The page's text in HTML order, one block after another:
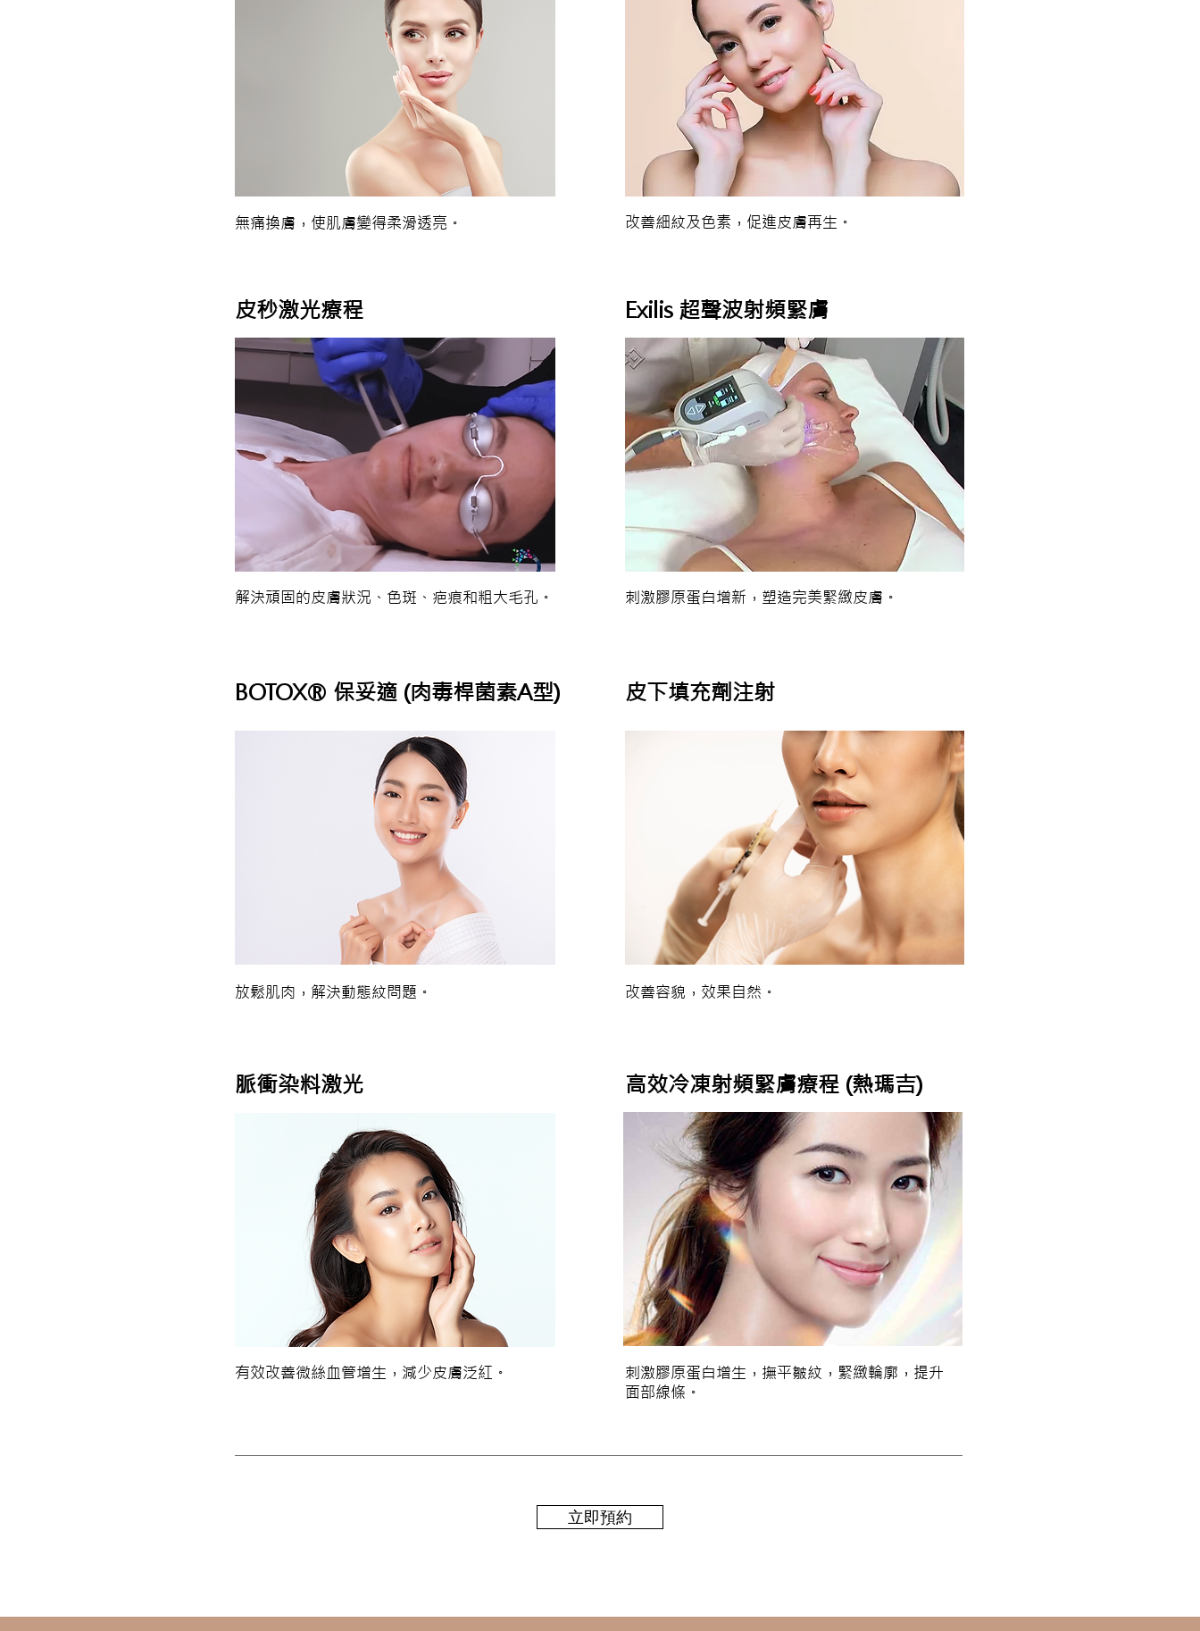
無痛換膚，使肌膚變得柔滑透亮。 改善細紋及色素，促進皮膚再生。
皮秒激光療程
解決頑固的皮膚狀況、色斑、疤痕和粗大毛孔。
Exilis 超聲波射頻緊膚
刺激膠原蛋白增新，塑造完美緊緻皮膚。
BOTOX® 保妥適 (肉毒桿菌素A型)
放鬆肌肉，解決動態紋問題。
皮下填充劑注射
改善容貌，效果自然。
脈衝染料激光 高效冷凍射頻緊膚療程 (熱瑪吉)
有效改善微絲血管增生，減少皮膚泛紅。
刺激膠原蛋白增生，撫平皺紋，緊緻輪廓，提升
面部線條。
立即預約